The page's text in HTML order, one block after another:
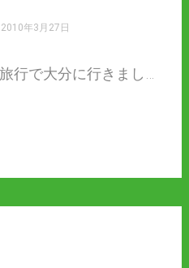
2010年3月27日
行で大分に行きまし…